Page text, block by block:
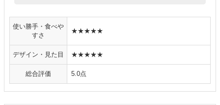
使い勝手・食べや
すさ
★★★★★
デザイン・見た目 ★★★★★
総合評価 5.0点